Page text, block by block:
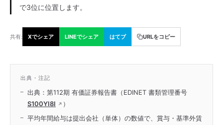
で3位に位置します。
共有: Xでシェア LINEでシェア はてブ URLをコピー
出典・注記
出典：第112期 有価証券報告書（EDINET 書類管理番号
S100YI8I
）
平均年間給与は提出会社（単体）の数値で、賞与・基準外賃